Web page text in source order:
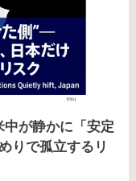
中が静かに「安定
りで孤立するリ